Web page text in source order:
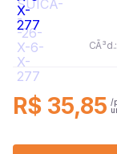
R$ 35,85